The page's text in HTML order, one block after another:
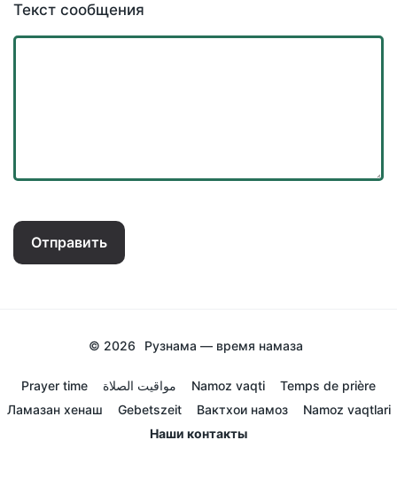
Текст сообщения
Отправить
© 2026 Рузнама — время намаза
Prayer time مواقيت الصلاة Namoz vaqti
Temps de prière
Ламазан хенаш
Gebetszeit Вактхои намоз
Namoz vaqtlari
Наши контакты